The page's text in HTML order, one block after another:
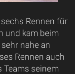
Rennen für
und kam beim
nahe an
Rennen auch
Teams seinem